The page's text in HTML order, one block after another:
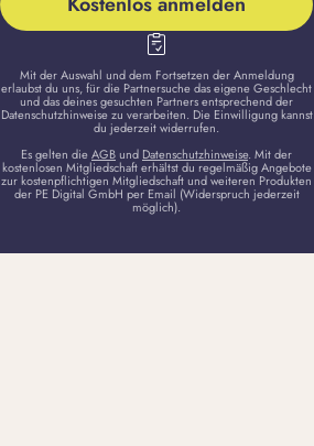
Mit der Auswahl und dem Fortsetzen der Anmeldung
erlaubst du uns, für die Partnersuche das eigene Geschlecht
und das deines gesuchten Partners entsprechend der
Datenschutzhinweise zu verarbeiten. Die Einwilligung kannst
du jederzeit widerrufen.
Es gelten dieAGBund Datenschutzhinweise. Mit der
kostenlosen Mitgliedschaft erhältst du regelmäßig Angebote
zur kostenpflichtigen Mitgliedschaft und weiteren Produkten
der PE Digital GmbH per Email (Widerspruch jederzeit
möglich).